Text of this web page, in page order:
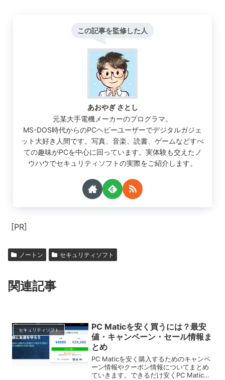
この記事を監修した人
あおやぎ さとし
元某大手電機メーカーのプログラマ。
MS-DOS時代からのPCヘビーユーザーでデジタルガジェ
ット大好き人間です。写真、音楽、読書、ゲームなどすべ
ての趣味がPCを中心に回っています。実体験も交えたノ
ウハウでセキュリティソフトの実際をご紹介します。
[PR]
ノートン セキュリティソフト
関連記事
セキュリティソフト
PC Maticを安く買うには？最安
値・キャンペーン・セール情報ま
とめ
PC Maticを安く購入するためのキャンペ
ーン情報やクーポン情報についてまとめ
ていきます。できるだけ安くPC Maticを